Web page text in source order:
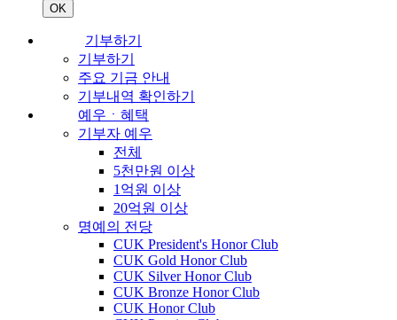
OK
기부하기
기부하기
주요 기금 안내
기부내역 확인하기
예우ㆍ혜택
기부자 예우
전체
5천만원 이상
1억원 이상
20억원 이상
명예의 전당
CUK President's Honor Club
CUK Gold Honor Club
CUK Silver Honor Club
CUK Bronze Honor Club
CUK Honor Club